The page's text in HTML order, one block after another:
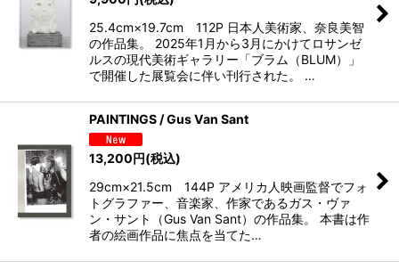
25.4cm×19.7cm 112P 日本人美術家、奈良美智
の作品集。 2025年1月から3月にかけてロサンゼ
ルスの現代美術ギャラリー「ブラム（BLUM）」
で開催した展覧会に伴い刊行された。 …
PAINTINGS / Gus Van Sant
13,200円(税込)
29cm×21.5cm 144P アメリカ人映画監督でフォ
トグラファー、音楽家、作家であるガス・ヴァ
ン・サント（Gus Van Sant）の作品集。 本書は作
者の絵画作品に焦点を当てた…